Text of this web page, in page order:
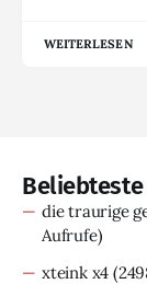
WEITERLESEN
die traurige
Aufrufe)
xteink x4